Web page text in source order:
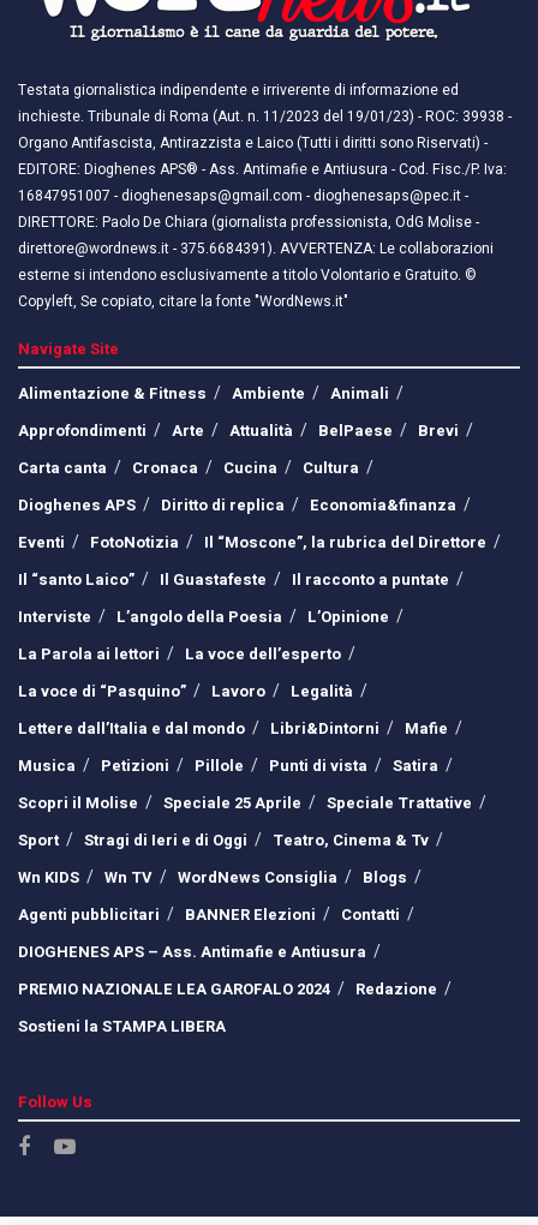
Testata giornalistica indipendente e irriverente di informazione ed
inchieste. Tribunale di Roma (Aut. n. 11/2023 del 19/01/23) - ROC: 39938 -
Organo Antifascista, Antirazzista e Laico (Tutti i diritti sono Riservati) -
EDITORE: Dioghenes APS® - Ass. Antimafie e Antiusura - Cod. Fisc./P. Iva:
16847951007 - dioghenesaps@gmail.com - dioghenesaps@pec.it - ​​
DIRETTORE: Paolo De Chiara (giornalista professionista, OdG Molise -
direttore@wordnews.it - ​​375.6684391). AVVERTENZA: Le collaborazioni
esterne si intendono esclusivamente a titolo Volontario e Gratuito. ©
Copyleft, Se copiato, citare la fonte "WordNews.it"
Navigate Site
Alimentazione & Fitness
Ambiente
Animali
Approfondimenti
Arte Attualità BelPaese
Brevi
Carta canta
Cronaca Cucina
Cultura
Dioghenes APS
Diritto di replica
Economia&finanza
Eventi
FotoNotizia
Il “Moscone”, la rubrica del Direttore
Il “santo Laico”
Il Guastafeste
Il racconto a puntate
Interviste
L’angolo della Poesia
L’Opinione
La Parola ai lettori
La voce dell’esperto
La voce di “Pasquino”
Lavoro
Legalità
Lettere dall’Italia e dal mondo
Libri&Dintorni
Mafie
Musica
Petizioni Pillole Punti di vista
Satira
Scopri il Molise
Speciale 25 Aprile
Speciale Trattative
Sport
Stragi di Ieri e di Oggi
Teatro, Cinema & Tv
Wn KIDS
Wn TV WordNews Consiglia
Blogs
Agenti pubblicitari
BANNER Elezioni
Contatti
DIOGHENES APS – Ass. Antimafie e Antiusura
PREMIO NAZIONALE LEA GAROFALO 2024
Redazione
Sostieni la STAMPA LIBERA
Follow Us